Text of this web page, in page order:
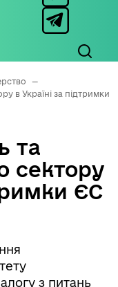
—
в Україні за підтримки
та
сектору
ЄС
з питань